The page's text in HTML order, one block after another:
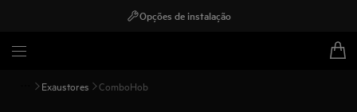
Opções de instalação
Exaustores ComboHob